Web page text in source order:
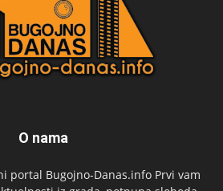
O nama
portal Bugojno-Danas.info Prvi vam